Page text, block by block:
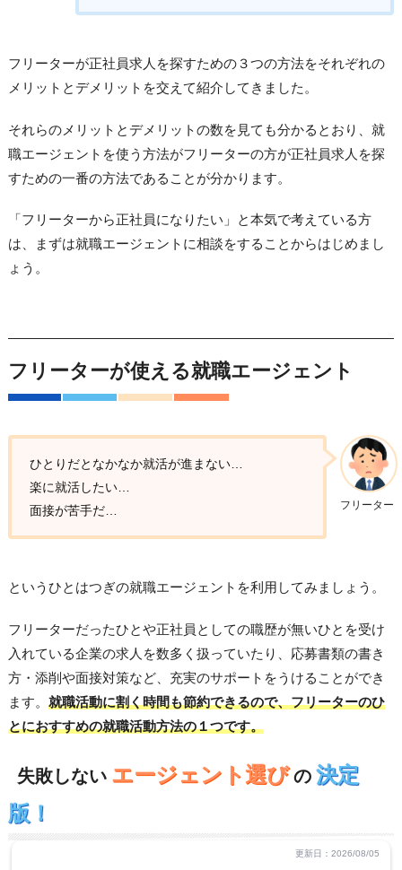
フリーターが正社員求人を探すための３つの方法をそれぞれの
メリットとデメリットを交えて紹介してきました。
それらのメリットとデメリットの数を見ても分かるとおり、就
職エージェントを使う方法がフリーターの方が正社員求人を探
すための一番の方法であることが分かります。
「フリーターから正社員になりたい」と本気で考えている方
は、まずは就職エージェントに相談をすることからはじめまし
ょう。
フリーターが使える就職エージェント
フリーター
ひとりだとなかなか就活が進まない…
楽に就活したい…
面接が苦手だ…
というひとはつぎの就職エージェントを利用してみましょう。
フリーターだったひとや正社員としての職歴が無いひとを受け
入れている企業の求人を数多く扱っていたり、応募書類の書き
方・添削や面接対策など、充実のサポートをうけることができ
ます。 就職活動に割く時間も節約できるので、フリーターのひ
とにおすすめの就職活動方法の１つです。
失敗しない エージェント選びの 決定
版！
更新日：2026/08/05